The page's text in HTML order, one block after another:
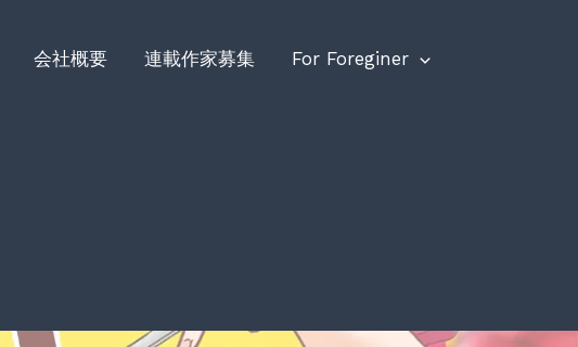
会社概要 連載作家募集 For Foreginer